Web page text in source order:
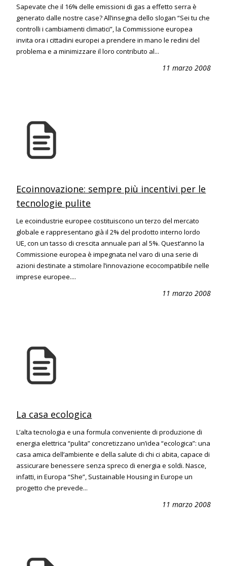
Sapevate che il 16% delle emissioni di gas a effetto serra è
generato dalle nostre case? All’insegna dello slogan “Sei tu che
controlli i cambiamenti climatici”, la Commissione europea
invita ora i cittadini europei a prendere in mano le redini del
problema e a minimizzare il loro contributo al...
11 marzo 2008
Ecoinnovazione: sempre più incentivi per le
tecnologie pulite
Le ecoindustrie europee costituiscono un terzo del mercato
globale e rappresentano già il 2% del prodotto interno lordo
UE, con un tasso di crescita annuale pari al 5%. Quest’anno la
Commissione europea è impegnata nel varo di una serie di
azioni destinate a stimolare l’innovazione ecocompatibile nelle
imprese europee....
11 marzo 2008
La casa ecologica
L’alta tecnologia e una formula conveniente di produzione di
energia elettrica “pulita” concretizzano un’idea “ecologica”: una
casa amica dell’ambiente e della salute di chi ci abita, capace di
assicurare benessere senza spreco di energia e soldi. Nasce,
infatti, in Europa “She”, Sustainable Housing in Europe un
progetto che prevede...
11 marzo 2008